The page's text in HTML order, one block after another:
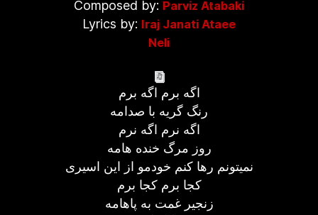
Composed by: Parviz Atabaki
Lyrics by: Iraj Janati Ataee
Neli
اگه برم اگه برم
رنگ گریه با صدامه
اگه نرم اگه نرم
روز مرگ خنده هامه
نمیتونم رها کنم خودمو از این اسیری
کجا برم کجا برم
زنجیر غمت به پاهامه